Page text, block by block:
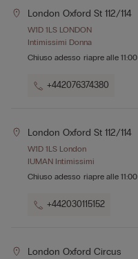
London Oxford St 112/114
W1D 1LS LONDON
Intimissimi Donna
Chiuso adesso riapre alle 11:00
+442076374380
London Oxford St 112/114
W1D 1LS London
IUMAN Intimissimi
Chiuso adesso riapre alle 11:00
+442030115152
London Oxford Circus